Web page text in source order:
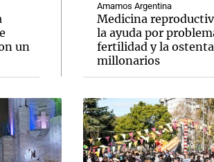
un
Amamos Argentina
Medicina
la ayuda por
fertilidad y la
millonarios